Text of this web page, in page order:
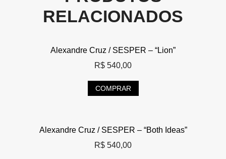
RELACIONADOS
Alexandre Cruz / SESPER – “Lion”
R$ 540,00
COMPRAR
Alexandre Cruz / SESPER – “Both Ideas”
R$ 540,00